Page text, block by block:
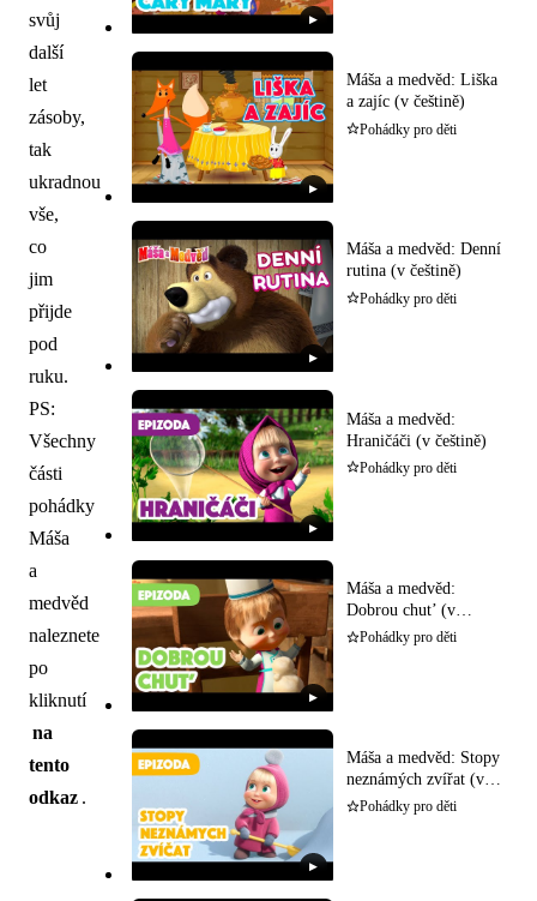
svůj
další
let
zásoby,
tak
ukradnou
vše,
co
jim
přijde
pod
ruku.
PS:
Všechny
části
pohádky
Máša
a
medvěd
naleznete
po
kliknutí
na
tento
odkaz .
▶
▶
Máša a medvěd: Liška
a zajíc (v češtině)
Pohádky pro děti
▶
Máša a medvěd: Denní
rutina (v češtině)
Pohádky pro děti
▶
Máša a medvěd:
Hraničáči (v češtině)
Pohádky pro děti
▶
Máša a medvěd:
Dobrou chut’ (v
češtině)
Pohádky pro děti
▶
Máša a medvěd: Stopy
neznámých zvířat (v
češtině)
Pohádky pro děti